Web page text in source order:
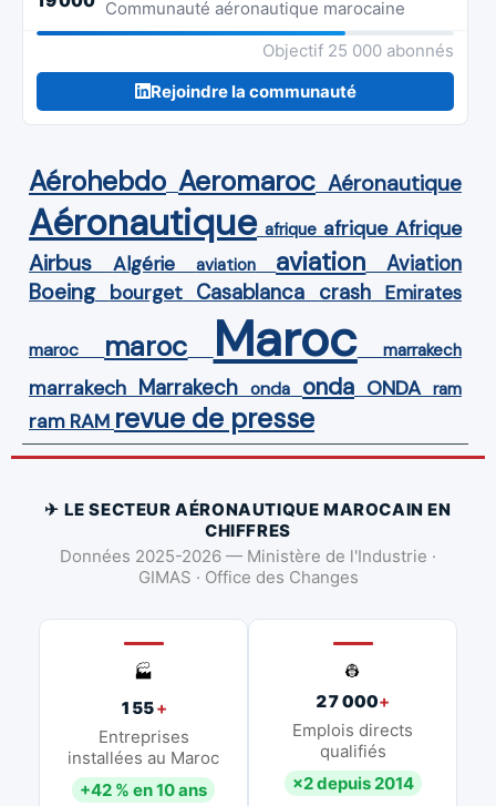
Communauté aéronautique marocaine
Objectif 25 000 abonnés
Rejoindre la communauté
Aérohebdo Aeromaroc Aéronautique
Aéronautique afrique afrique Afrique
Airbus Algérie aviation aviation Aviation
Boeing bourget Casablanca crash Emirates
maroc maroc Maroc marrakech
marrakech Marrakech onda onda ONDA ram
ram RAM revue de presse
✈ LE SECTEUR AÉRONAUTIQUE MAROCAIN EN
CHIFFRES
Données 2025-2026 — Ministère de l'Industrie ·
GIMAS · Office des Changes
🏭
155+
Entreprises
installées au Maroc
+42 % en 10 ans
👷
27 000+
Emplois directs
qualifiés
×2 depuis 2014